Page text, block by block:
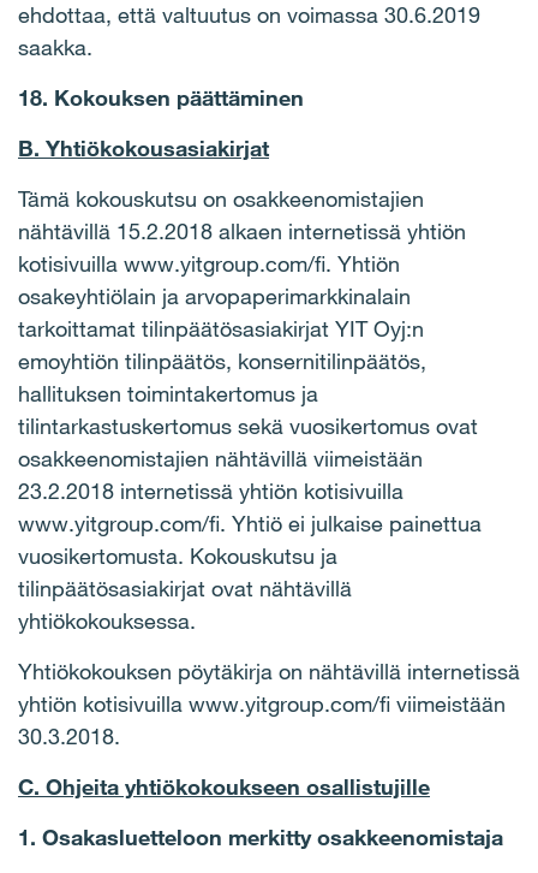
ehdottaa, että valtuutus on voimassa 30.6.2019
saakka.
18. Kokouksen päättäminen
B. Yhtiökokousasiakirjat
Tämä kokouskutsu on osakkeenomistajien
nähtävillä 15.2.2018 alkaen internetissä yhtiön
kotisivuilla www.yitgroup.com/fi. Yhtiön
osakeyhtiölain ja arvopaperimarkkinalain
tarkoittamat tilinpäätösasiakirjat YIT Oyj:n
emoyhtiön tilinpäätös, konsernitilinpäätös,
hallituksen toimintakertomus ja
tilintarkastuskertomus sekä vuosikertomus ovat
osakkeenomistajien nähtävillä viimeistään
23.2.2018 internetissä yhtiön kotisivuilla
www.yitgroup.com/fi. Yhtiö ei julkaise painettua
vuosikertomusta. Kokouskutsu ja
tilinpäätösasiakirjat ovat nähtävillä
yhtiökokouksessa.
Yhtiökokouksen pöytäkirja on nähtävillä internetissä
yhtiön kotisivuilla www.yitgroup.com/fi viimeistään
30.3.2018.
C. Ohjeita yhtiökokoukseen osallistujille
1. Osakasluetteloon merkitty osakkeenomistaja